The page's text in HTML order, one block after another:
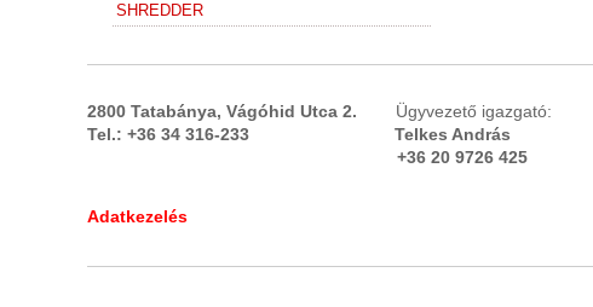
SHREDDER
IPARI SZÁLLÍTÓ ESZKÖZ (149)
Automata válógatógép
Darukötél, sodronykötél
Emelőhimba,daruvilla (3)
2800 Tatabánya, Vágóhid Utca 2. Ügyvezető
Tel.: +36 34 316-233 Telkes András
+36 20 9726 425 +36
+36 20
Adatkezelés